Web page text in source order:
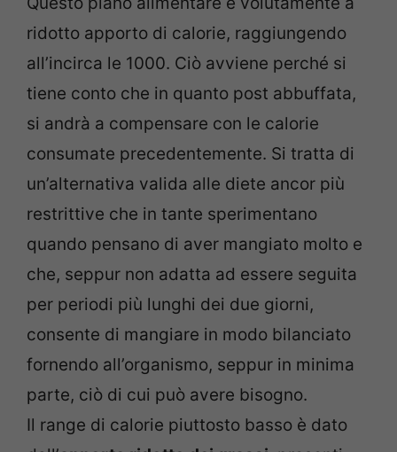
ridotto apporto di calorie, raggiungendo
all’incirca le 1000. Ciò avviene perché si
tiene conto che in quanto post abbuffata,
si andrà a compensare con le calorie
consumate precedentemente. Si tratta di
un’alternativa valida alle diete ancor più
restrittive che in tante sperimentano
quando pensano di aver mangiato molto e
che, seppur non adatta ad essere seguita
per periodi più lunghi dei due giorni,
consente di mangiare in modo bilanciato
fornendo all’organismo, seppur in minima
parte, ciò di cui può avere bisogno.
Il range di calorie piuttosto basso è dato